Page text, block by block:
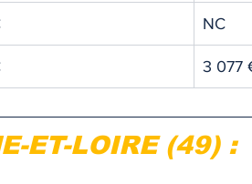
NC
3 077
ET-LOIRE (49) :